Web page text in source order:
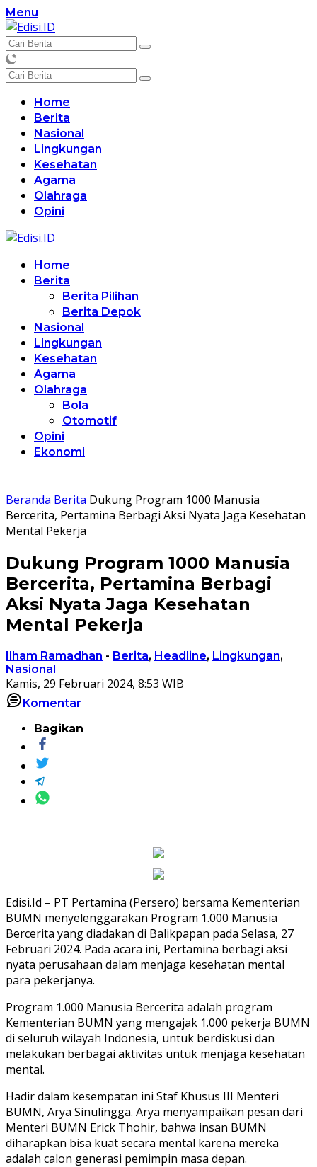
Langsung
ke
konten
Menu
Home
Berita
Nasional
Lingkungan
Kesehatan
Agama
Olahraga
Opini
Home
Berita
Berita Pilihan
Berita Depok
Nasional
Lingkungan
Kesehatan
Agama
Olahraga
Bola
Otomotif
Opini
Ekonomi
Beranda Berita Dukung Program 1000 Manusia
Bercerita, Pertamina Berbagi Aksi Nyata Jaga Kesehatan
Mental Pekerja
Dukung Program 1000 Manusia
Bercerita, Pertamina Berbagi
Aksi Nyata Jaga Kesehatan
Mental Pekerja
Ilham Ramadhan - Berita, Headline, Lingkungan,
Nasional
Kamis, 29 Februari 2024, 8:53 WIB
Komentar
Bagikan
Edisi.Id – PT Pertamina (Persero) bersama Kementerian
BUMN menyelenggarakan Program 1.000 Manusia
Bercerita yang diadakan di Balikpapan pada Selasa, 27
Februari 2024. Pada acara ini, Pertamina berbagi aksi
nyata perusahaan dalam menjaga kesehatan mental
para pekerjanya.
Program 1.000 Manusia Bercerita adalah program
Kementerian BUMN yang mengajak 1.000 pekerja BUMN
di seluruh wilayah Indonesia, untuk berdiskusi dan
melakukan berbagai aktivitas untuk menjaga kesehatan
mental.
Hadir dalam kesempatan ini Staf Khusus III Menteri
BUMN, Arya Sinulingga. Arya menyampaikan pesan dari
Menteri BUMN Erick Thohir, bahwa insan BUMN
diharapkan bisa kuat secara mental karena mereka
adalah calon generasi pemimpin masa depan.